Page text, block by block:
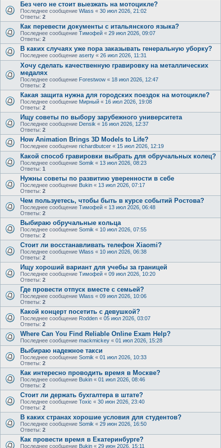
Без чего не стоит выезжать на мотоцикле?
Последнее сообщение Wlass « 30 июл 2026, 21:02
Ответы: 2
Как перевести документы с итальянского языка?
Последнее сообщение Тимофей « 29 июл 2026, 09:07
Ответы: 2
В каких случаях уже пора заказывать генеральную уборку?
Последнее сообщение aserty « 26 июл 2026, 11:31
Хочу сделать качественную гравировку на металлических
медалях
Последнее сообщение Forestwow « 18 июл 2026, 12:47
Ответы: 2
Какая защита нужна для городских поездок на мотоцикле?
Последнее сообщение Мирный « 16 июл 2026, 19:08
Ответы: 2
Ищу советы по выбору зарубежного университета
Последнее сообщение Densik « 16 июл 2026, 12:37
Ответы: 2
How Animation Brings 3D Models to Life?
Последнее сообщение richardbutcer « 15 июл 2026, 12:19
Какой способ гравировки выбрать для обручальных колец?
Последнее сообщение Somik « 13 июл 2026, 08:23
Ответы: 1
Нужны советы по развитию уверенности в себе
Последнее сообщение Bukin « 13 июл 2026, 07:17
Ответы: 2
Чем пользуетесь, чтобы быть в курсе событий Ростова?
Последнее сообщение Тимофей « 13 июл 2026, 06:48
Ответы: 2
Выбираю обручальные кольца
Последнее сообщение Somik « 10 июл 2026, 07:55
Ответы: 2
Стоит ли восстанавливать телефон Xiaomi?
Последнее сообщение Wlass « 10 июл 2026, 06:38
Ответы: 2
Ищу хороший вариант для учебы за границей
Последнее сообщение Тимофей « 09 июл 2026, 10:20
Ответы: 2
Где провести отпуск вместе с семьей?
Последнее сообщение Wlass « 09 июл 2026, 10:06
Ответы: 2
Какой концерт посетить с девушкой?
Последнее сообщение Rodden « 05 июл 2026, 03:07
Ответы: 2
Where Can You Find Reliable Online Exam Help?
Последнее сообщение mackmickey « 01 июл 2026, 15:28
Выбираю надежное такси
Последнее сообщение Somik « 01 июл 2026, 10:33
Ответы: 2
Как интересно проводить время в Москве?
Последнее сообщение Bukin « 01 июл 2026, 08:46
Ответы: 2
Стоит ли держать бухгалтера в штате?
Последнее сообщение Toxic « 30 июн 2026, 23:40
Ответы: 2
В каких странах хорошие условия для студентов?
Последнее сообщение Somik « 29 июн 2026, 16:50
Ответы: 2
Как провести время в Екатеринбурге?
Последнее сообщение Bukin « 29 июн 2026, 15:11